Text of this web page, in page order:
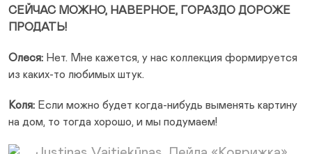
СЕЙЧАС МОЖНО, НАВЕРНОЕ, ГОРАЗДО ДОРОЖЕ
ПРОДАТЬ!
Олеся: Нет. Мне кажется, у нас коллекция формируется
из каких-то любимых штук.
Коля: Если можно будет когда-нибудь выменять картину
на дом, то тогда хорошо, и мы подумаем!